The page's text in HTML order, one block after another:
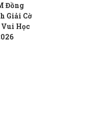
Đồng
Giải Cờ
Vui Học